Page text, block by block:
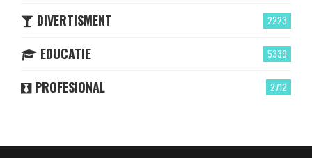
2223
DIVERTISMENT
5339
EDUCATIE
2712
PROFESIONAL